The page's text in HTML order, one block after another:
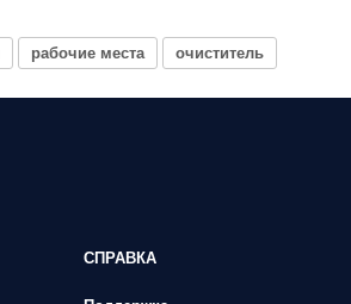
рабочие места очиститель
СПРАВКА